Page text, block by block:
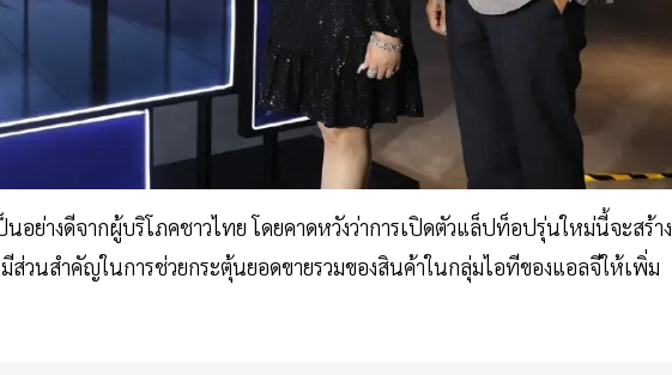
นอย่างดีจากผู้บริโภคชาวไทย โดยคาดหวังว่าการเปิดตัวแล็ปท็อปรุ่นใหม่นี้จะสร้าง
มีส่วนสำคัญในการช่วยกระตุ้นยอดขายรวมของสินค้าในกลุ่มไอทีของแอลจีให้เพิ่ม